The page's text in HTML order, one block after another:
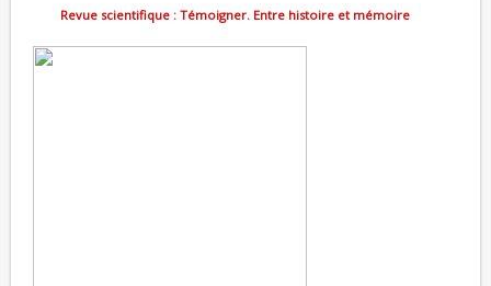
Revue scientifique : Témoigner. Entre histoire et mémoire